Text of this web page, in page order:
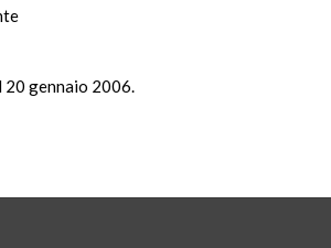
20 gennaio 2006.